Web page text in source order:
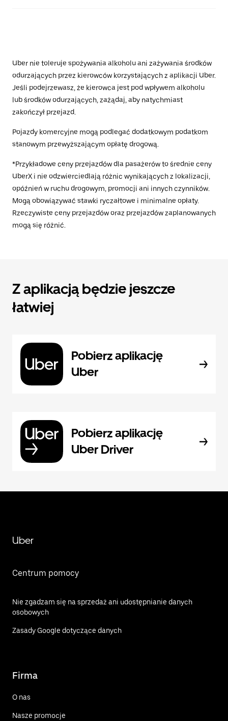
Uber nie toleruje spożywania alkoholu ani zażywania środków
odurzających przez kierowców korzystających z aplikacji Uber.
Jeśli podejrzewasz, że kierowca jest pod wpływem alkoholu
lub środków odurzających, zażądaj, aby natychmiast
zakończył przejazd.
Pojazdy komercyjne mogą podlegać dodatkowym podatkom
stanowym przewyższającym opłatę drogową.
*Przykładowe ceny przejazdów dla pasażerów to średnie ceny
UberX i nie odzwierciedlają różnic wynikających z lokalizacji,
opóźnień w ruchu drogowym, promocji ani innych czynników.
Mogą obowiązywać stawki ryczałtowe i minimalne opłaty.
Rzeczywiste ceny przejazdów oraz przejazdów zaplanowanych
mogą się różnić.
Z aplikacją będzie jeszcze
łatwiej
Pobierz aplikację
Uber
Pobierz aplikację
Uber Driver
Uber
Centrum pomocy
Nie zgadzam się na sprzedaż ani udostępnianie danych
osobowych
Zasady Google dotyczące danych
Firma
O nas
Nasze promocje